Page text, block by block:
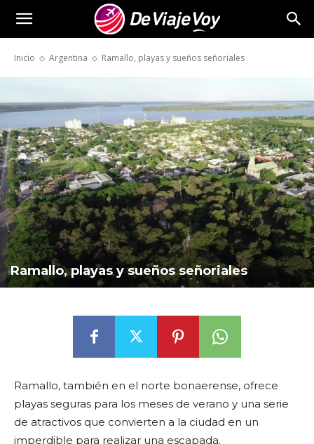
Voy
Inicio Argentina Ramallo, playas y sueños señoriales
Ramallo, playas y sueños señoriales
Ramallo, también en el norte bonaerense, ofrece
playas seguras para los meses de verano y una serie
de atractivos que convierten a la ciudad en un
imperdible para realizar una escapada.